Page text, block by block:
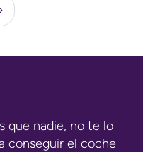
que nadie, no te lo
conseguir el coche